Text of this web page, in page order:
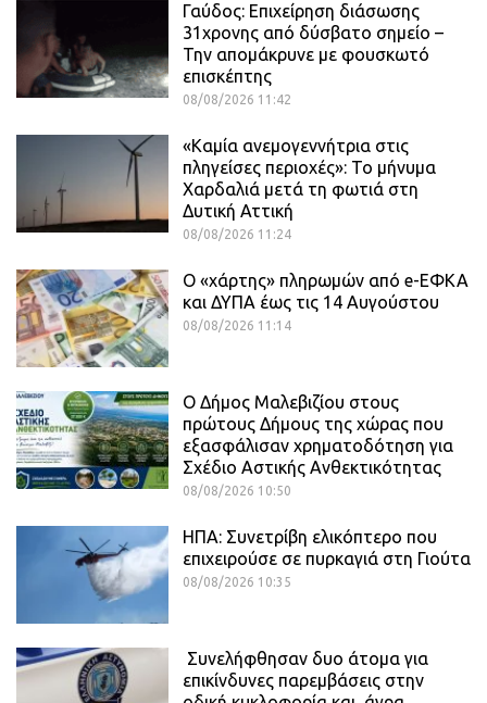
Γαύδος: Επιχείρηση διάσωσης
31χρονης από δύσβατο σημείο –
Την απομάκρυνε με φουσκωτό
επισκέπτης
08/08/2026 11:42
«Καμία ανεμογεννήτρια στις
πληγείσες περιοχές»: Το μήνυμα
Χαρδαλιά μετά τη φωτιά στη
Δυτική Αττική
08/08/2026 11:24
Ο «χάρτης» πληρωμών από e-ΕΦΚΑ
και ΔΥΠΑ έως τις 14 Αυγούστου
08/08/2026 11:14
Ο Δήμος Μαλεβιζίου στους
πρώτους Δήμους της χώρας που
εξασφάλισαν χρηματοδότηση για
Σχέδιο Αστικής Ανθεκτικότητας
08/08/2026 10:50
ΗΠΑ: Συνετρίβη ελικόπτερο που
επιχειρούσε σε πυρκαγιά στη Γιούτα
08/08/2026 10:35
Συνελήφθησαν δυο άτομα για
επικίνδυνες παρεμβάσεις στην